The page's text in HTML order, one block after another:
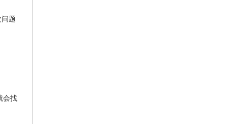
题
会找